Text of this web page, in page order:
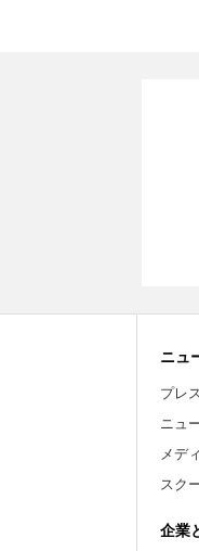
ニュ
プレ
ニュ
メデ
スク
企業